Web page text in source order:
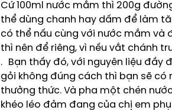
Cứ 100ml nước mắm thì 200g
thể dùng chanh hay dấm để làm
có thể nấu cùng với nước mắm và
thì nên để riêng, vì nếu vắt chánh
. Bạn thấy đó, với nguyên liệu đầy
gỏi không đúng cách thì bạn sẽ có
thưởng thức. Và pha một chén
khéo léo đảm đang của chị em